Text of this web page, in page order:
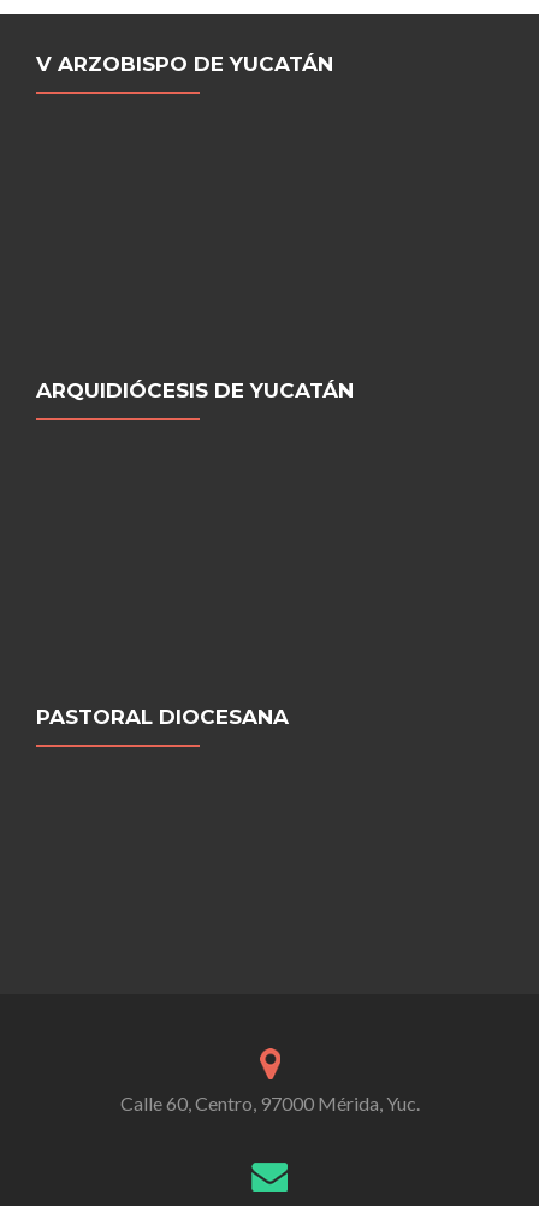
V ARZOBISPO DE YUCATÁN
ARQUIDIÓCESIS DE YUCATÁN
PASTORAL DIOCESANA
Calle 60, Centro, 97000 Mérida, Yuc.